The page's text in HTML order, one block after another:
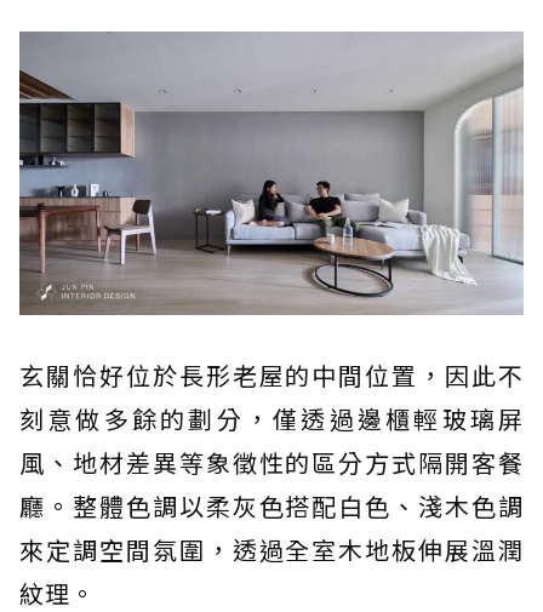
玄關恰好位於長形老屋的中間位置，因此不
刻意做多餘的劃分，僅透過邊櫃輕玻璃屏
風、地材差異等象徵性的區分方式隔開客餐
廳。整體色調以柔灰色搭配白色、淺木色調
來定調空間氛圍，透過全室木地板伸展溫潤
紋理。